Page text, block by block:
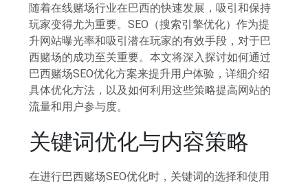
随着在线赌场行业在巴西的快速发展，吸引和保持
玩家变得尤为重要。SEO（搜索引擎优化）作为提
升网站曝光率和吸引潜在玩家的有效手段，对于巴
西赌场的成功至关重要。本文将深入探讨如何通过
巴西赌场SEO优化方案来提升用户体验，详细介绍
具体优化方法，以及如何利用这些策略提高网站的
流量和用户参与度。
关键词优化与内容策略
在进行巴西赌场SEO优化时，关键词的选择和使用